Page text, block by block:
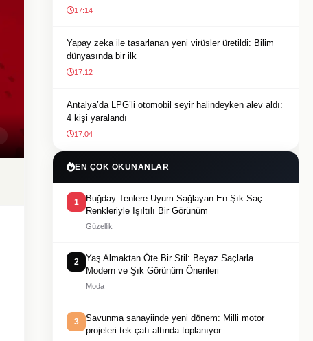
17:14
Yapay zeka ile tasarlanan yeni virüsler üretildi: Bilim
dünyasında bir ilk
17:12
Antalya’da LPG’li otomobil seyir halindeyken alev aldı:
4 kişi yaralandı
17:04
EN ÇOK OKUNANLAR
1
Buğday Tenlere Uyum Sağlayan En Şık Saç
Renkleriyle Işıltılı Bir Görünüm
Güzellik
2
Yaş Almaktan Öte Bir Stil: Beyaz Saçlarla
Modern ve Şık Görünüm Önerileri
Moda
3
Savunma sanayiinde yeni dönem: Milli motor
projeleri tek çatı altında toplanıyor